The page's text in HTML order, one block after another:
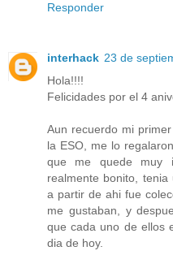
Responder
interhack 23 de
Hola!!!!
Felicidades por el 4
Aun recuerdo mi
la ESO, me lo
que me quede muy
realmente bonito, tenia
a partir de ahi fue
me gustaban, y
que cada uno de ellos
dia de hoy.